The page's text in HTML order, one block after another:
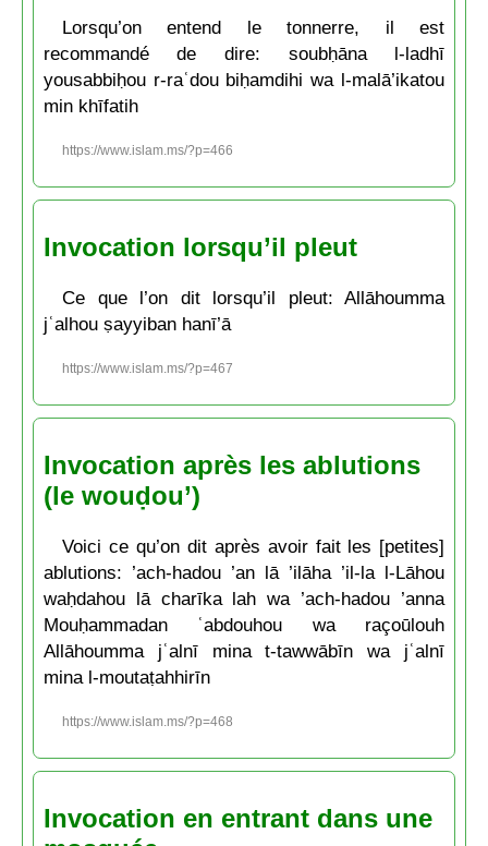
Lorsqu’on entend le tonnerre, il est
recommandé de dire: soubḥāna l-ladhī
yousabbiḥou r-raʿdou biḥamdihi wa l-malā’ikatou
min khīfatih
https://www.islam.ms/?p=466
Invocation lorsqu’il pleut
Ce que l’on dit lorsqu’il pleut: Allāhoumma
jʿalhou ṣayyiban hanī’ā
https://www.islam.ms/?p=467
Invocation après les ablutions
(le wouḍou’)
Voici ce qu’on dit après avoir fait les [petites]
ablutions: ’ach-hadou ’an lā ’ilāha ’il-la l-Lāhou
waḥdahou lā charīka lah wa ’ach-hadou ’anna
Mouḥammadan ʿabdouhou wa raçoūlouh
Allāhoumma jʿalnī mina t-tawwābīn wa jʿalnī
mina l-moutaṭahhirīn
https://www.islam.ms/?p=468
Invocation en entrant dans une